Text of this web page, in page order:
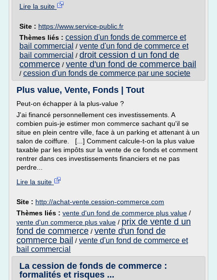
Lire la suite
Site : https://www.service-public.fr
Thèmes liés : cession d'un fonds de commerce et
bail commercial / vente d'un fond de commerce et
bail commercial / droit cession d un fond de
commerce / vente d'un fond de commerce bail
/ cession d'un fonds de commerce par une societe
Plus value, Vente, Fonds | Tout
Peut-on échapper à la plus-value ?
J'ai financé personnellement ces investissements. A
combien puis-je estimer mon commerce sachant qu'il se
situe en plein centre ville, face à un parking et attenant à un
salon de coiffure. [...] Comment calcule-t-on la plus value
taxable par les impôts sur la vente de ce fonds et comment
rentrer dans ces investissements financiers et ne pas
perdre...
Lire la suite
Site : http://achat-vente.cession-commerce.com
Thèmes liés : vente d'un fond de commerce plus value /
vente d'un commerce plus value / prix de vente d un
fond de commerce / vente d'un fond de
commerce bail / vente d'un fond de commerce et
bail commercial
La cession de fonds de commerce :
formalités et risques ...